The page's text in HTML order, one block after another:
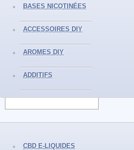
BASES NICOTINÉES
ACCESSOIRES DIY
AROMES DIY
ADDITIFS
CBD E-LIQUIDES
Paiement sécurisé
Nos magasins
NEWSLETTER
Nouveaux produits